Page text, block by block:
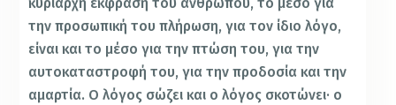
την προσωπική του πλήρωση, για τον ίδιο λόγο,
είναι και το μέσο για την πτώση του, για την
αυτοκαταστροφή του, για την προδοσία και την
αμαρτία. Ο λόγος σώζει και ο λόγος σκοτώνει· ο